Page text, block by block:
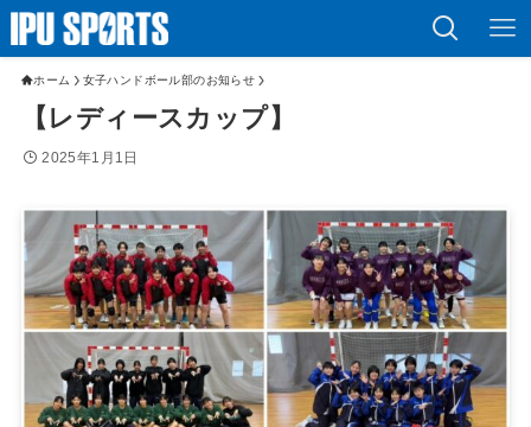
ホーム 女子ハンドボール部のお知らせ
【レディースカップ】
2025年1月1日